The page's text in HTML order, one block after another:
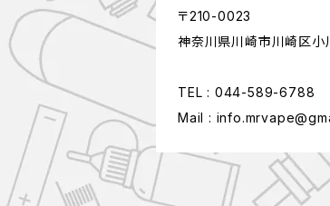
〒210-0023
神奈川県川崎市川崎区小
TEL : 044-589-6788
Mail :